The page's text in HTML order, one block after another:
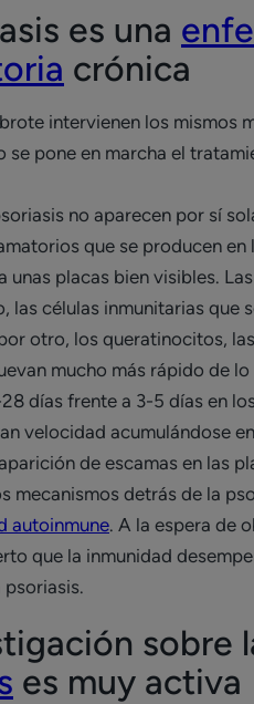
es una
crónica
intervienen los mismos
se pone en marcha el
no aparecen por sí
que se producen
unas placas bien visibles.
las células inmunitarias que
otro, los queratinocitos,
mucho más rápido de
días frente a 3-5 días en
velocidad acumulándose
de escamas en las
mecanismos detrás de la
autoinmune. A la espera de
que la inmunidad
sobre
es muy activa